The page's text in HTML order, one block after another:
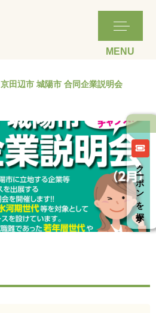
クーポンを探す
京田辺市 城陽市 合同企業説明会